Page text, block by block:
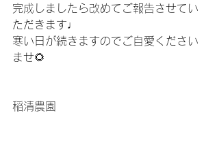
完成しましたら改めてご報告させてい
ただきます♩
寒い日が続きますのでご自愛ください
ませ🌻
稲清農園